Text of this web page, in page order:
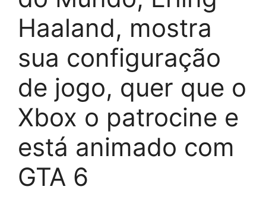
Haaland, mostra
sua configuração
de jogo, quer que o
Xbox o patrocine e
está animado com
GTA 6